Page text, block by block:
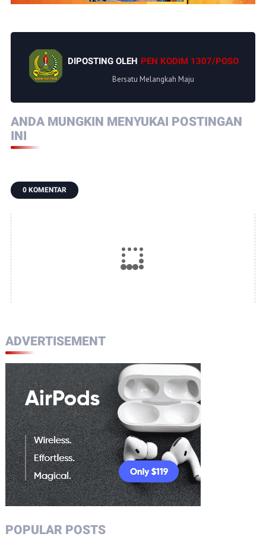
DIPOSTING OLEH PEN KODIM 1307/POSO
Bersatu Melangkah Maju
ANDA MUNGKIN MENYUKAI POSTINGAN
INI
0 KOMENTAR
ADVERTISEMENT
POPULAR POSTS